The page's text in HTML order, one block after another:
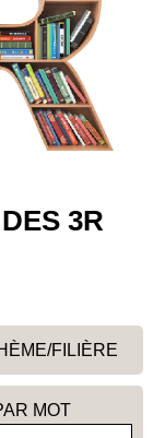
3R
FILIÈRE
MOT